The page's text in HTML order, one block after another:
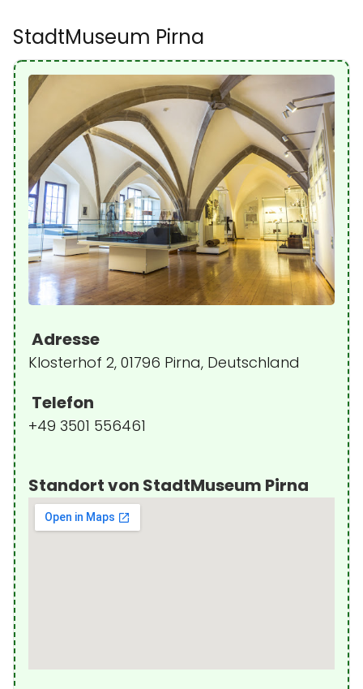
StadtMuseum Pirna
Adresse
Klosterhof 2, 01796 Pirna, Deutschland
Telefon
+49 3501 556461
Standort von StadtMuseum Pirna